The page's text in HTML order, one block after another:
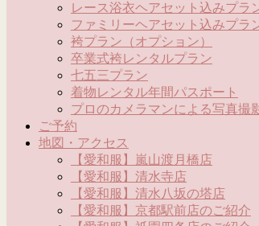
レース浴衣ヘアセット込みプラ
ファミリーヘアセット込みプラ
袴プラン（オプション）
卒業式袴レンタルプラン
七五三プラン
着物レンタル年間パスポート
プロのカメラマンによる写真撮
ご予約
地図・アクセス
【愛和服】嵐山渡月橋店
【愛和服】清水寺店
【愛和服】清水八坂の塔店
【愛和服】京都駅前店のご紹介